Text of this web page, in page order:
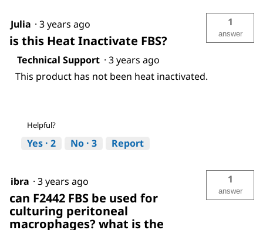
Julia · 3 years ago
is this Heat Inactivate FBS?
1
answer
Technical Support · 3 years ago
This product has not been heat inactivated.
Helpful?
Yes · 2 No · 3 Report
ibra · 3 years ago
can F2442 FBS be used for
culturing peritoneal
macrophages? what is the
1
answer